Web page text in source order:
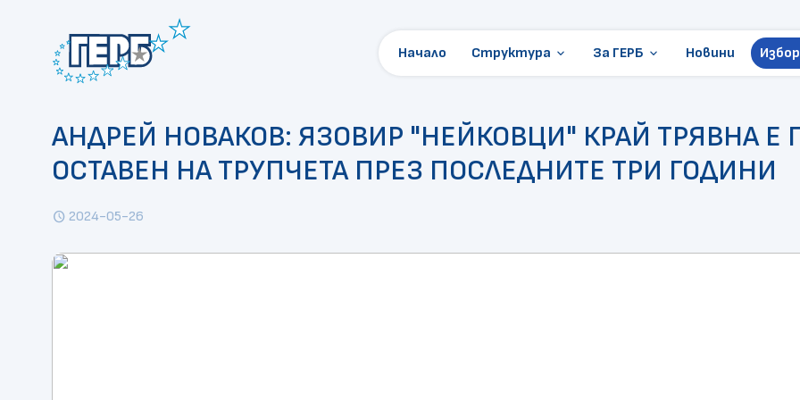
Начало Структура keyboard_arrow_down
Местни избори
ГЕРБ в Европарламента
Президентски избори
За ГЕРБ keyboard_arrow_down
Становища и позиции
Контакти
Новини
АНДРЕЙ НОВАКОВ: ЯЗОВИР "НЕЙКОВЦИ" КРАЙ ТРЯВНА Е
ОСТАВЕН НА ТРУПЧЕТА ПРЕЗ ПОСЛЕДНИТЕ ТРИ ГОДИНИ
schedule 2024-05-26